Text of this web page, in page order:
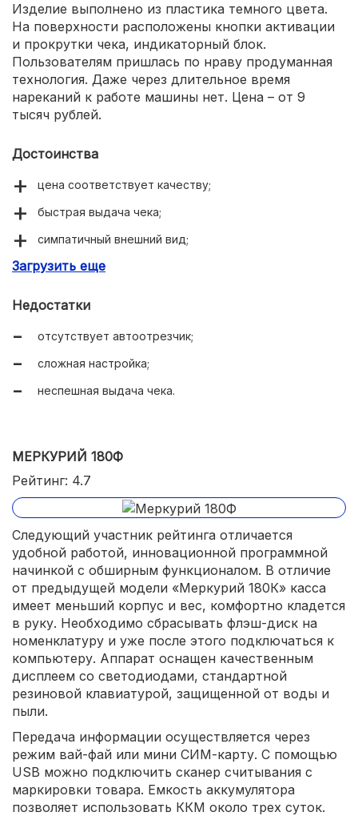
Изделие выполнено из пластика темного цвета.
На поверхности расположены кнопки активации
и прокрутки чека, индикаторный блок.
Пользователям пришлась по нраву продуманная
технология. Даже через длительное время
нареканий к работе машины нет. Цена – от 9
тысяч рублей.
Достоинства
цена соответствует качеству;
быстрая выдача чека;
симпатичный внешний вид;
высокая степень надежности;
Загрузить еще
Недостатки
отсутствует автоотрезчик;
сложная настройка;
неспешная выдача чека.
МЕРКУРИЙ 180Ф
Рейтинг: 4.7
Следующий участник рейтинга отличается
удобной работой, инновационной программной
начинкой с обширным функционалом. В отличие
от предыдущей модели «Меркурий 180К» касса
имеет меньший корпус и вес, комфортно кладется
в руку. Необходимо сбрасывать флэш-диск на
номенклатуру и уже после этого подключаться к
компьютеру. Аппарат оснащен качественным
дисплеем со светодиодами, стандартной
резиновой клавиатурой, защищенной от воды и
пыли.
Передача информации осуществляется через
режим вай-фай или мини СИМ-карту. С помощью
USB можно подключить сканер считывания с
маркировки товара. Емкость аккумулятора
позволяет использовать ККМ около трех суток.